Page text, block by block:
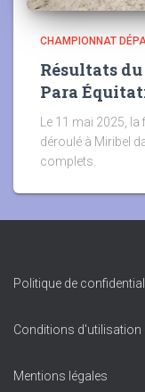
CHAMPIONNAT
Résultats
Para
Le 11 mai 2025,
déroulé à Miribel
complets.
Politique de
Conditions d'utilisation
Mentions légales